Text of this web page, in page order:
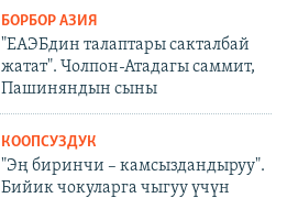
БОРБОР АЗИЯ
"ЕАЭБдин талаптары сакталбай
жатат". Чолпон-Атадагы саммит,
Пашиняндын сыны
КООПСУЗДУК
"Эң биринчи – камсыздандыруу".
Бийик чокуларга чыгуу үчүн